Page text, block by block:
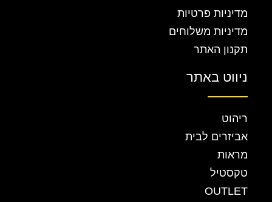
מדיניות פרטיות
מדיניות משלוחים
תקנון האתר
ניווט באתר
ריהוט
אביזרים לבית
מראות
טקסטיל
OUTLET